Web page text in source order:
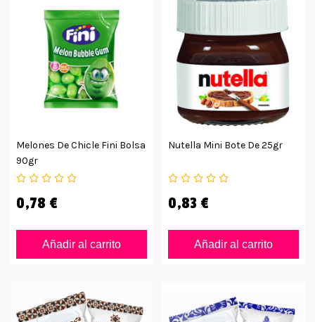
Melones De Chicle Fini Bolsa
90gr
0,78 €
Añadir al carrito
Nutella Mini Bote De 25gr
0,83 €
Añadir al carrito